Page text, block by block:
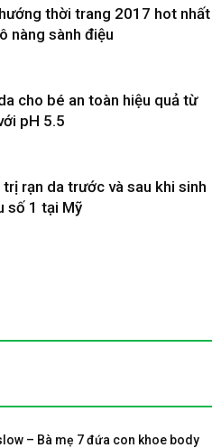
thời trang 2017 hot nhất
nàng sành điệu
cho bé an toàn hiệu quả từ
pH 5.5
rạn da trước và sau khi sinh
số 1 tại Mỹ
– Bà mẹ 7 đứa con khoe body